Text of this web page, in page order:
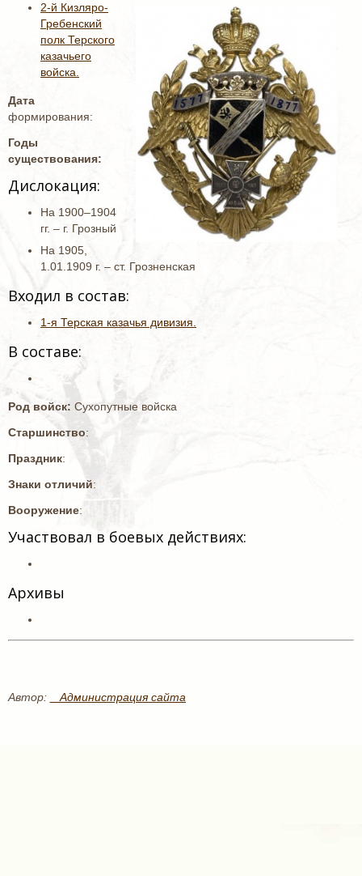
2-й Кизляро-
Гребенский
полк Терского
казачьего
войска.
Дата
формирования:
Годы
существования:
Дислокация:
На 1900–1904
гг. – г. Грозный
На 1905,
1.01.1909 г. – ст. Грозненская
Входил в состав:
1-я Терская казачья дивизия.
В составе:
Род войск: Сухопутные войска
Старшинство:
Праздник:
Знаки отличий:
Вооружение:
Участвовал в боевых действиях:
Архивы
Автор: _ Администрация сайта